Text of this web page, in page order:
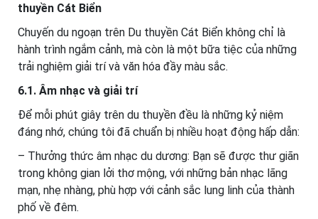
thuyền Cát Biển
Chuyến du ngoạn trên Du thuyền Cát Biển không chỉ là
hành trình ngắm cảnh, mà còn là một bữa tiệc của những
trải nghiệm giải trí và văn hóa đầy màu sắc.
6.1. Âm nhạc và giải trí
Để mỗi phút giây trên du thuyền đều là những kỷ niệm
đáng nhớ, chúng tôi đã chuẩn bị nhiều hoạt động hấp dẫn:
– Thưởng thức âm nhạc du dương: Bạn sẽ được thư giãn
trong không gian lởi thơ mộng, với những bản nhạc lãng
mạn, nhẹ nhàng, phù hợp với cảnh sắc lung linh của thành
phố về đêm.